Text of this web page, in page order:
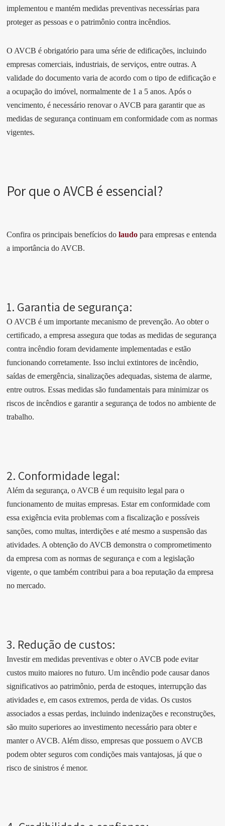
implementou e mantém medidas preventivas necessárias para
proteger as pessoas e o patrimônio contra incêndios.
O AVCB é obrigatório para uma série de edificações, incluindo
empresas comerciais, industriais, de serviços, entre outras. A
validade do documento varia de acordo com o tipo de edificação e
a ocupação do imóvel, normalmente de 1 a 5 anos. Após o
vencimento, é necessário renovar o AVCB para garantir que as
medidas de segurança continuam em conformidade com as normas
vigentes.
Por que o AVCB é essencial?
Confira os principais benefícios dolaudopara empresas e entenda
a importância do AVCB.
1. Garantia de segurança:
O AVCB é um importante mecanismo de prevenção. Ao obter o
certificado, a empresa assegura que todas as medidas de segurança
contra incêndio foram devidamente implementadas e estão
funcionando corretamente. Isso inclui extintores de incêndio,
saídas de emergência, sinalizações adequadas, sistema de alarme,
entre outros. Essas medidas são fundamentais para minimizar os
riscos de incêndios e garantir a segurança de todos no ambiente de
trabalho.
2. Conformidade legal:
Além da segurança, o AVCB é um requisito legal para o
funcionamento de muitas empresas. Estar em conformidade com
essa exigência evita problemas com a fiscalização e possíveis
sanções, como multas, interdições e até mesmo a suspensão das
atividades. A obtenção do AVCB demonstra o comprometimento
da empresa com as normas de segurança e com a legislação
vigente, o que também contribui para a boa reputação da empresa
no mercado.
3. Redução de custos:
Investir em medidas preventivas e obter o AVCB pode evitar
custos muito maiores no futuro. Um incêndio pode causar danos
significativos ao patrimônio, perda de estoques, interrupção das
atividades e, em casos extremos, perda de vidas. Os custos
associados a essas perdas, incluindo indenizações e reconstruções,
são muito superiores ao investimento necessário para obter e
manter o AVCB. Além disso, empresas que possuem o AVCB
podem obter seguros com condições mais vantajosas, já que o
risco de sinistros é menor.